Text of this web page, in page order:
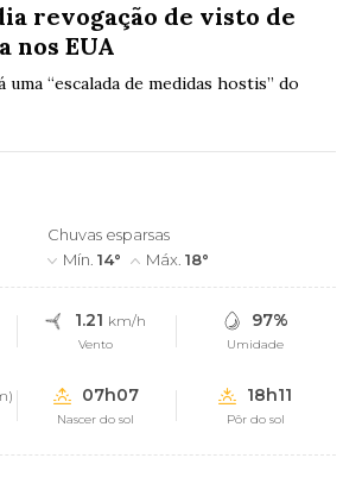
revogação de visto de
nos EUA
“escalada de medidas hostis” do
Chuvas esparsas
Mín.14° Máx.18°
1.21 km/h
Vento
97%
Umidade
07h07
Nascer do sol
18h11
Pôr do sol